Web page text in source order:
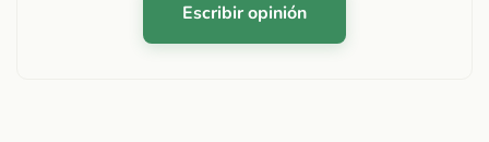
Escribir opinión